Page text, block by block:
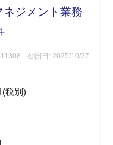
ジメント業務
公開日: 2025/10/27
(税別)